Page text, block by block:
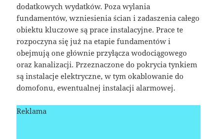
dodatkowych wydatków. Poza wylania
fundamentów, wzniesienia ścian i zadaszenia całego
obiektu kluczowe są prace instalacyjne. Prace te
rozpoczyna się już na etapie fundamentów i
obejmują one głównie przyłącza wodociągowego
oraz kanalizacji. Przeznaczone do pokrycia tynkiem
są instalacje elektryczne, w tym okablowanie do
domofonu, ewentualnej instalacji alarmowej.
Reklama